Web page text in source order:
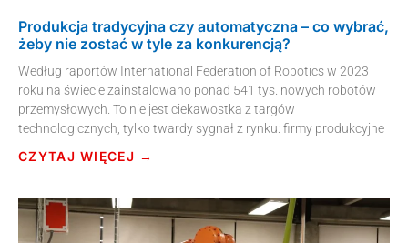
Produkcja tradycyjna czy automatyczna – co wybrać,
żeby nie zostać w tyle za konkurencją?
Według raportów International Federation of Robotics w 2023
roku na świecie zainstalowano ponad 541 tys. nowych robotów
przemysłowych. To nie jest ciekawostka z targów
technologicznych, tylko twardy sygnał z rynku: firmy produkcyjne
CZYTAJ WIĘCEJ →